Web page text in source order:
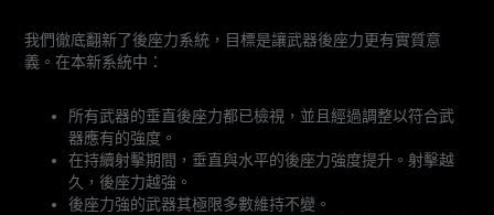
我們徹底翻新了後座力系統，目標是讓武器後座力更有實質意
義。在本新系統中：
所有武器的垂直後座力都已檢視，並且經過調整以符合武
器應有的強度。
在持續射擊期間，垂直與水平的後座力強度提升。射擊越
久，後座力越強。
後座力強的武器其極限多數維持不變。